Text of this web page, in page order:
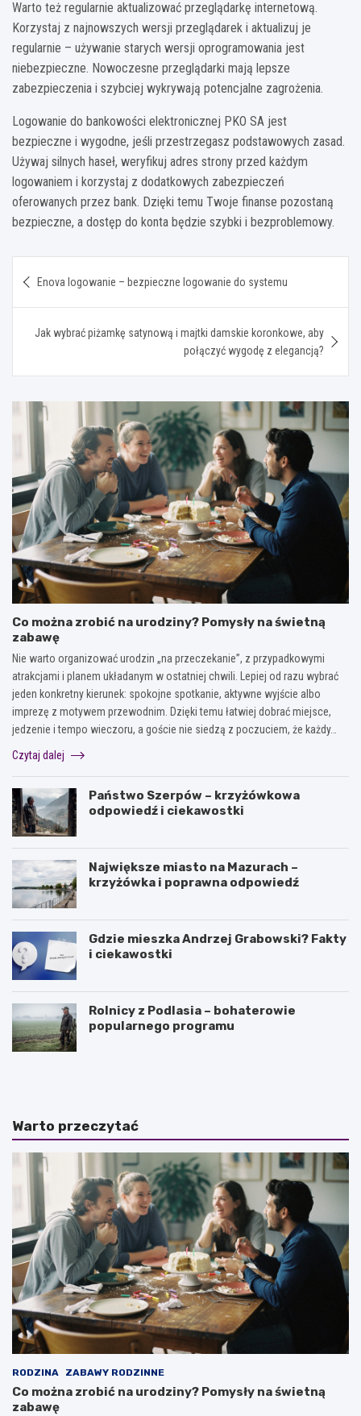
Warto też regularnie aktualizować przeglądarkę internetową.
Korzystaj z najnowszych wersji przeglądarek i aktualizuj je
regularnie – używanie starych wersji oprogramowania jest
niebezpieczne. Nowoczesne przeglądarki mają lepsze
zabezpieczenia i szybciej wykrywają potencjalne zagrożenia.
Logowanie do bankowości elektronicznej PKO SA jest
bezpieczne i wygodne, jeśli przestrzegasz podstawowych zasad.
Używaj silnych haseł, weryfikuj adres strony przed każdym
logowaniem i korzystaj z dodatkowych zabezpieczeń
oferowanych przez bank. Dzięki temu Twoje finanse pozostaną
bezpieczne, a dostęp do konta będzie szybki i bezproblemowy.
wpisu
Enova logowanie – bezpieczne logowanie do systemu
Jak wybrać piżamkę satynową i majtki damskie koronkowe, aby
połączyć wygodę z elegancją?
Co można zrobić na urodziny? Pomysły na świetną
zabawę
Nie warto organizować urodzin „na przeczekanie”, z przypadkowymi
atrakcjami i planem układanym w ostatniej chwili. Lepiej od razu wybrać
jeden konkretny kierunek: spokojne spotkanie, aktywne wyjście albo
imprezę z motywem przewodnim. Dzięki temu łatwiej dobrać miejsce,
jedzenie i tempo wieczoru, a goście nie siedzą z poczuciem, że każdy…
Czytaj dalej
Państwo Szerpów – krzyżówkowa
odpowiedź i ciekawostki
Największe miasto na Mazurach –
krzyżówka i poprawna odpowiedź
Gdzie mieszka Andrzej Grabowski? Fakty
i ciekawostki
Rolnicy z Podlasia – bohaterowie
popularnego programu
J
s
ą
n
ę
k
s
z
e
s
t
a
d
i
o
O
k
z
o
e
n
o
–
p
r
z
e
c
i
w
w
Warto przeczytać
RODZINA ZABAWY RODZINNE
Co można zrobić na urodziny? Pomysły na świetną
zabawę